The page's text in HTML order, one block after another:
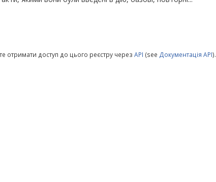
отримати доступ до цього реєстру через API (see Документація API).